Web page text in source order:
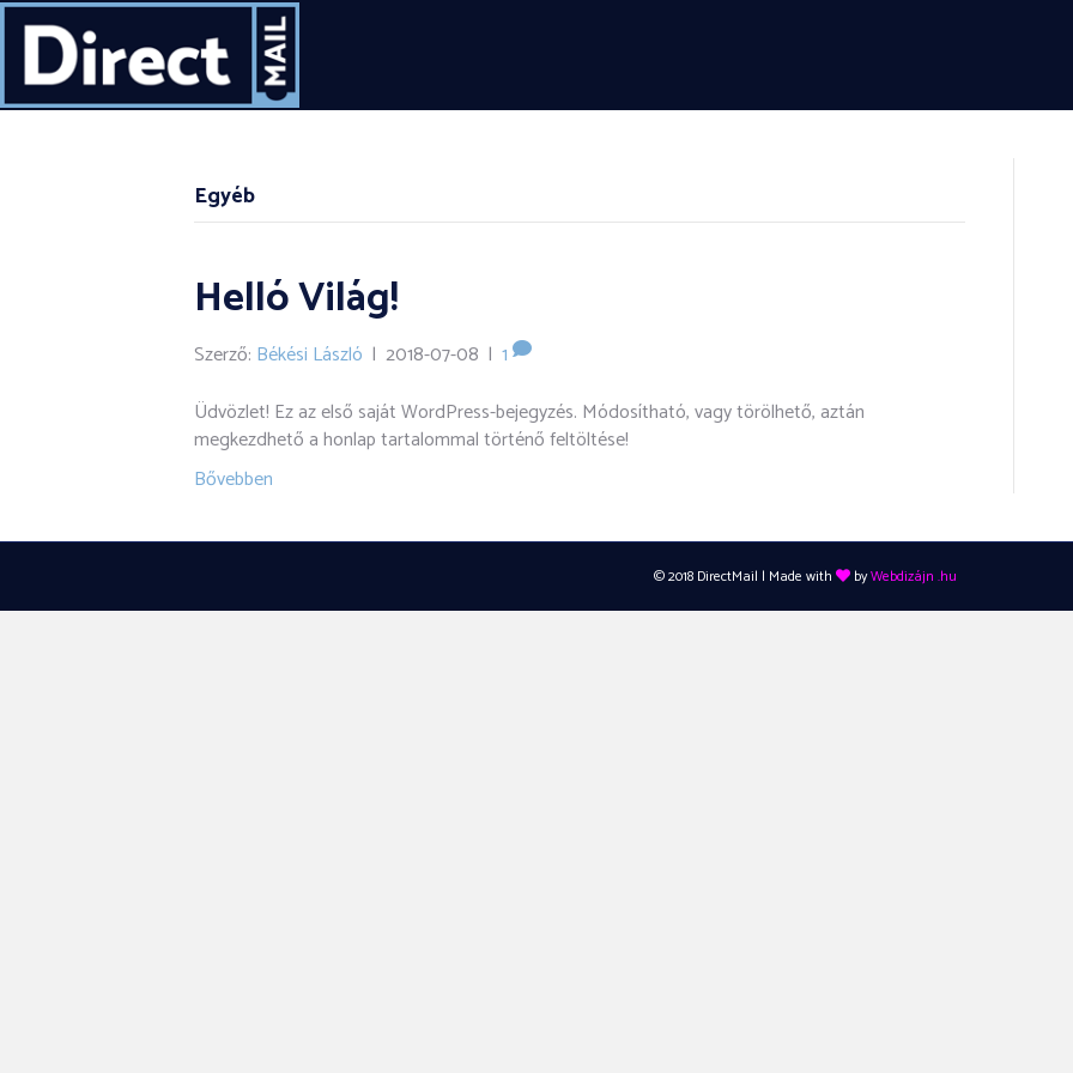
Egyéb
Helló Világ!
Szerző: Békési László | 2018-07-08 | 1
Üdvözlet! Ez az első saját WordPress-bejegyzés. Módosítható, vagy törölhető, aztán
megkezdhető a honlap tartalommal történő feltöltése!
Bővebben
© 2018 DirectMail | Made with byWebdizájn .hu